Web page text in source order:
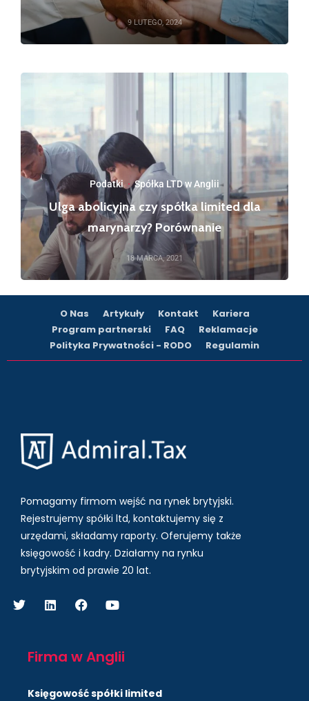
9 LUTEGO, 2024
Podatki·Spółka LTD w Anglii
Ulga abolicyjna czy spółka limited dla
marynarzy? Porównanie
18 MARCA, 2021
O Nas Artykuły Kontakt
Kariera
Program partnerski
FAQ
Reklamacje
Polityka Prywatności - RODO
Regulamin
Pomagamy firmom wejść na rynek brytyjski.
Rejestrujemy spółki ltd, kontaktujemy się z
urzędami, składamy raporty. Oferujemy także
księgowość i kadry. Działamy na rynku
brytyjskim od prawie 20 lat.
Firma w Anglii
Księgowość spółki limited